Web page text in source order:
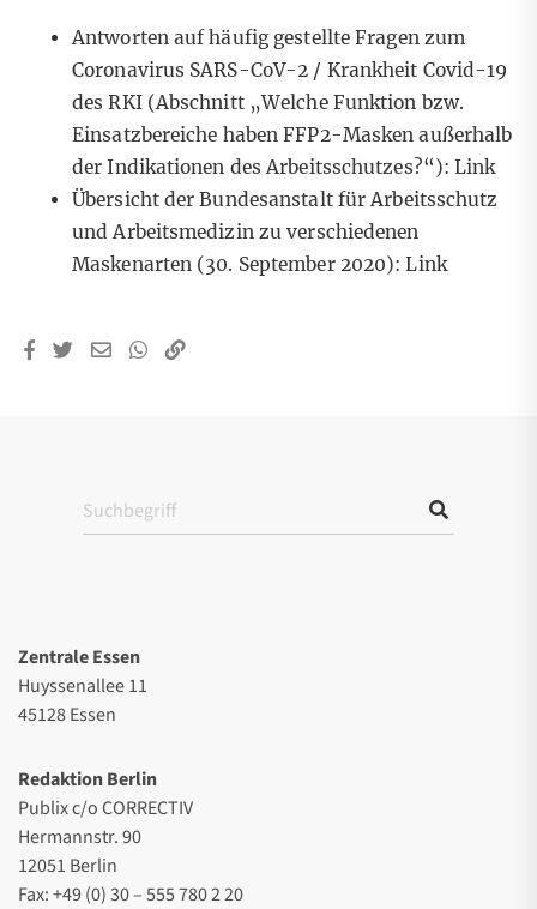
Antworten auf häufig gestellte Fragen zum
Coronavirus SARS-CoV-2 / Krankheit Covid-19
des RKI (Abschnitt „Welche Funktion bzw.
Einsatzbereiche haben FFP2-Masken außerhalb
der Indikationen des Arbeitsschutzes?“):Link
Übersicht der Bundesanstalt für Arbeitsschutz
und Arbeitsmedizin zu verschiedenen
Maskenarten (30. September 2020):Link
Zentrale Essen
Huyssenallee 11
45128 Essen
Redaktion Berlin
Publix c/o CORRECTIV
Hermannstr. 90
12051 Berlin
Fax: +49 (0) 30 – 555 780 2 20